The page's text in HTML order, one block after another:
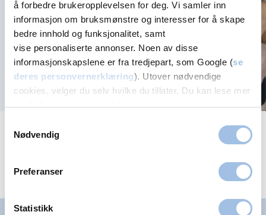
å forbedre brukeropplevelsen for deg. Vi samler inn
informasjon om bruksmønstre og interesser for å skape
bedre innhold og funksjonalitet, samt
vise personaliserte annonser. Noen av disse
informasjonskapslene er fra tredjepart, som Google (se
deres personvernerklæring). Utover nødvendige
cookies, velger du selv hvilke du tillater. Du kan lese mer
om Volvats bruk av cookies ivår personvernerklæring.
Nødvendig
Preferanser
Statistikk